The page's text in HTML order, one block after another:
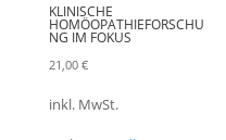
KLINISCHE
HOMÖOPATHIEFORSCHU
NG IM FOKUS
21,00 €
inkl. MwSt.